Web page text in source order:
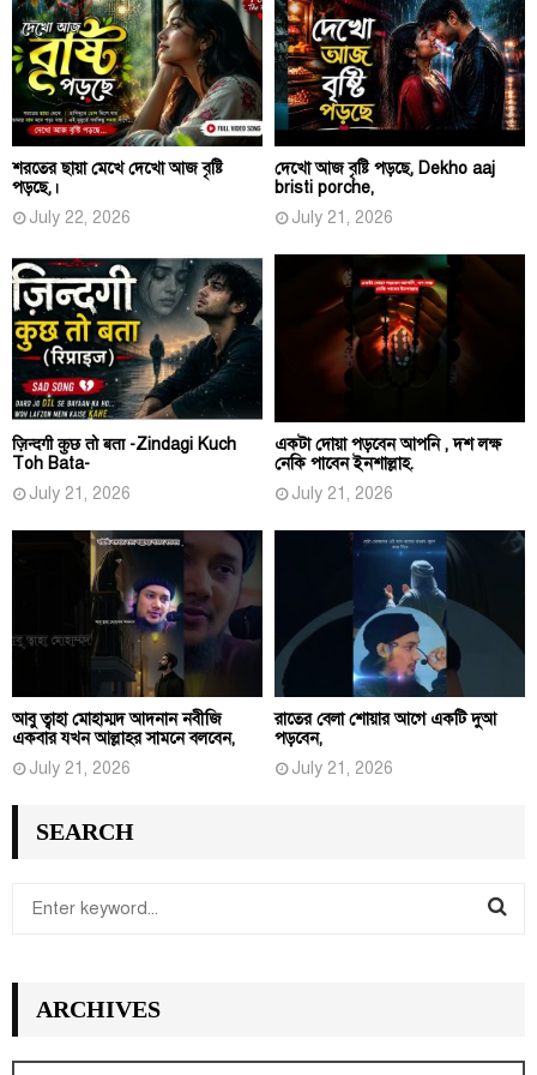
শরতের ছায়া মেখে দেখো আজ বৃষ্টি
পড়ছে,।
July 22, 2026
দেখো আজ বৃষ্টি পড়ছে, Dekho aaj
bristi porche,
July 21, 2026
ज़िन्दगी कुछ तो बता -Zindagi Kuch
Toh Bata-
July 21, 2026
একটা দোয়া পড়বেন আপনি , দশ লক্ষ
নেকি পাবেন ইনশাল্লাহ.
July 21, 2026
আবু ত্বাহা মোহাম্মদ আদনান নবীজি
একবার যখন আল্লাহর সামনে বলবেন,
July 21, 2026
রাতের বেলা শোয়ার আগে একটি দুআ
পড়বেন,
July 21, 2026
SEARCH
r
ARCHIVES